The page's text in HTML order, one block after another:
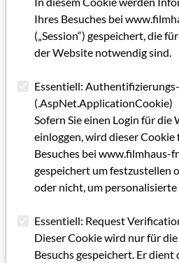
Erschließung kreativer Potenziale
Sender beschränkt sich nicht
Produktionen in die Mediathek zu
spezielle Web-Programme. die das
Produktionen" versammelt derzeit
Kreationen und Experimente mit
Techniken.
Ein gutes Beispiel ist die Doku-
des Ersten Weltkrieges", die die
Looks Film & TV 2013
Euro teure deutsch-kanadische
zum 100. Jahrestag des Beginns
ausgestrahlt. Anhand von 14
Ihres Besuches bei
(„Session“) gespeichert, die
der Website notwendig sind.
Essentiell:
(.AspNet.ApplicationCookie)
Sofern Sie einen Login für die
einloggen, wird dieser Cookie
Besuches bei www.filmhaus-
gespeichert um festzustellen
oder nicht, um
Essentiell: Request
Dieser Cookie wird nur für
Besuchs gespeichert. Er dient